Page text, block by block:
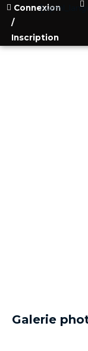
Connexion
/
Inscription
Galerie